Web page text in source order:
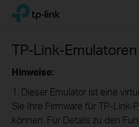
Click
the
navigation
TP-Link, Reliably Smart
TP-Link-Emulatoren
Hinweise:
1. Dieser Emulator ist eine
Sie Ihre Firmware für TP-Link-
können. Für Details zu den